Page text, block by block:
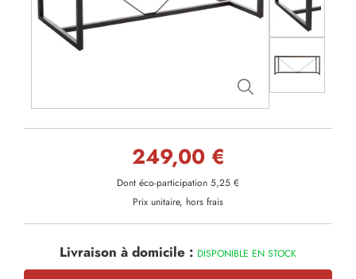
249,00 €
Dont éco-participation 5,25 €
Prix unitaire, hors frais
Livraison à domicile : DISPONIBLE EN STOCK